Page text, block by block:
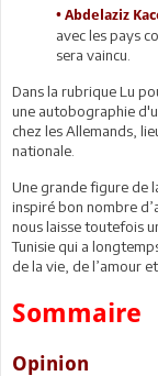
• Abdelaziz
avec les pays
sera vaincu.
Dans la rubrique Lu
une autobographie
chez les Allemands,
nationale.
Une grande figure de
inspiré bon nombre
nous laisse toutefois
Tunisie qui a
de la vie, de l’amour
Sommaire
Opinion